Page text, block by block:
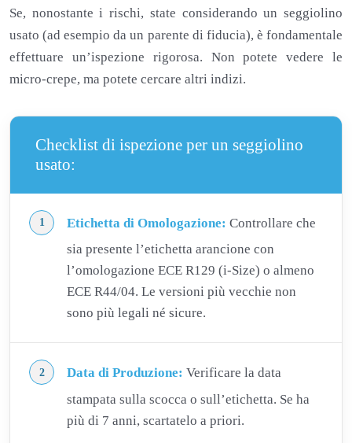
Se, nonostante i rischi, state considerando un seggiolino
usato (ad esempio da un parente di fiducia), è fondamentale
effettuare un’ispezione rigorosa. Non potete vedere le
micro-crepe, ma potete cercare altri indizi.
Checklist di ispezione per un seggiolino
usato:
Etichetta di Omologazione: Controllare che
sia presente l’etichetta arancione con
l’omologazione ECE R129 (i-Size) o almeno
ECE R44/04. Le versioni più vecchie non
sono più legali né sicure.
Data di Produzione: Verificare la data
stampata sulla scocca o sull’etichetta. Se ha
più di 7 anni, scartatelo a priori.